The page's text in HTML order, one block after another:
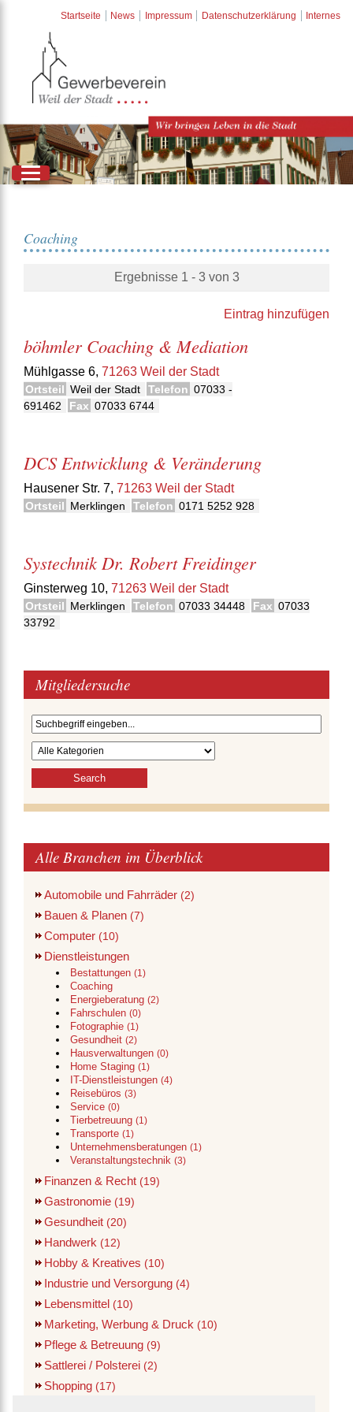
Startseite News Impressum Datenschutzerklärung Internes
Coaching
Ergebnisse 1 - 3 von 3
Eintrag hinzufügen
böhmler Coaching & Mediation
Mühlgasse 6, 71263 Weil der Stadt
Ortsteil Weil der Stadt Telefon 07033 -
691462
Fax 07033 6744
DCS Entwicklung & Veränderung
Hausener Str. 7, 71263 Weil der Stadt
Ortsteil Merklingen Telefon 0171 5252 928
Systechnik Dr. Robert Freidinger
Ginsterweg 10, 71263 Weil der Stadt
Ortsteil Merklingen Telefon 07033 34448 Fax 07033
33792
Mitgliedersuche
Alle Branchen im Überblick
Automobile und Fahrräder (2)
Bauen & Planen (7)
Computer (10)
Dienstleistungen
Bestattungen(1)
Coaching
Energieberatung(2)
Fahrschulen(0)
Fotographie(1)
Gesundheit(2)
Hausverwaltungen(0)
Home Staging(1)
IT-Dienstleistungen(4)
Reisebüros(3)
Service(0)
Tierbetreuung(1)
Transporte(1)
Unternehmensberatungen(1)
Veranstaltungstechnik(3)
Finanzen & Recht (19)
Gastronomie (19)
Gesundheit (20)
Handwerk (12)
Hobby & Kreatives (10)
Industrie und Versorgung (4)
Lebensmittel (10)
Marketing, Werbung & Druck (10)
Pflege & Betreuung (9)
Sattlerei / Polsterei (2)
Shopping (17)